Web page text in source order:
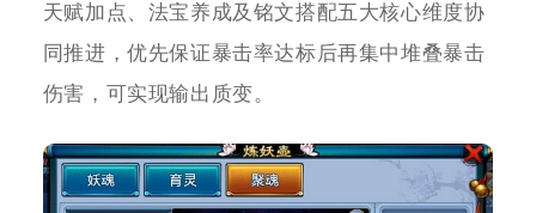
天赋加点、法宝养成及铭文搭配五大核心维度协
同推进，优先保证暴击率达标后再集中堆叠暴击
伤害，可实现输出质变。